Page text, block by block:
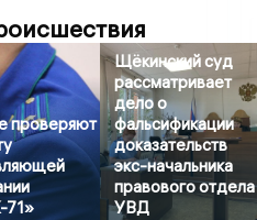
проверяют
71»
Щёкинский суд
рассматривает
дело о
фальсификации
доказательств
экс-начальника
правового отдела
УВД